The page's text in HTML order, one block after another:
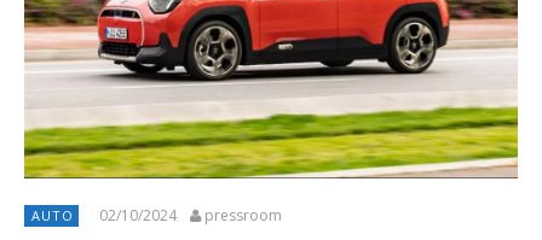
AUTO 02/10/2024 pressroom